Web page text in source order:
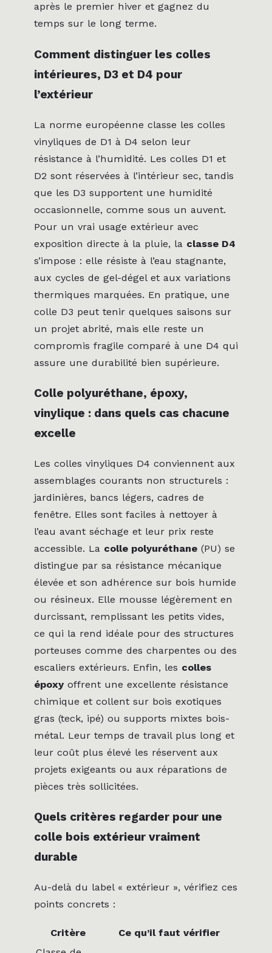
après le premier hiver et gagnez du
temps sur le long terme.
Comment distinguer les colles
intérieures, D3 et D4 pour
l’extérieur
La norme européenne classe les colles
vinyliques de D1 à D4 selon leur
résistance à l’humidité. Les colles D1 et
D2 sont réservées à l’intérieur sec, tandis
que les D3 supportent une humidité
occasionnelle, comme sous un auvent.
Pour un vrai usage extérieur avec
exposition directe à la pluie, la classe D4
s’impose : elle résiste à l’eau stagnante,
aux cycles de gel-dégel et aux variations
thermiques marquées. En pratique, une
colle D3 peut tenir quelques saisons sur
un projet abrité, mais elle reste un
compromis fragile comparé à une D4 qui
assure une durabilité bien supérieure.
Colle polyuréthane, époxy,
vinylique : dans quels cas chacune
excelle
Les colles vinyliques D4 conviennent aux
assemblages courants non structurels :
jardinières, bancs légers, cadres de
fenêtre. Elles sont faciles à nettoyer à
l’eau avant séchage et leur prix reste
accessible. La colle polyuréthane (PU) se
distingue par sa résistance mécanique
élevée et son adhérence sur bois humide
ou résineux. Elle mousse légèrement en
durcissant, remplissant les petits vides,
ce qui la rend idéale pour des structures
porteuses comme des charpentes ou des
escaliers extérieurs. Enfin, les colles
époxy offrent une excellente résistance
chimique et collent sur bois exotiques
gras (teck, ipé) ou supports mixtes bois-
métal. Leur temps de travail plus long et
leur coût plus élevé les réservent aux
projets exigeants ou aux réparations de
pièces très sollicitées.
Quels critères regarder pour une
colle bois extérieur vraiment
durable
Au-delà du label « extérieur », vérifiez ces
points concrets :
Critère
Ce qu’il faut vérifier